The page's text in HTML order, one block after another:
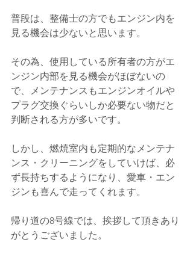
普段は、整備士の方でもエンジン内を
見る機会は少ないと思います。
その為、使用している所有者の方がエ
ンジン内部を見る機会がほぼないの
で、メンテナンスもエンジンオイルや
プラグ交換ぐらいしか必要ない物だと
判断される方が多いです。
しかし、燃焼室内も定期的なメンテナ
ンス・クリーニングをしていけば、必
ず長持ちするようになり、愛車・エン
ジンも喜んで走ってくれます。
帰り道の8号線では、挨拶して頂きあり
がとうございました。